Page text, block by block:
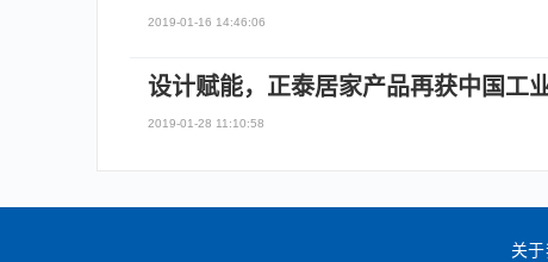
2019-01-16 14:46:06
设计赋能，正泰居家产品再获中国工
2019-01-28 11:10:58
关于